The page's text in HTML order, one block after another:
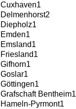
Cuxhaven1
Delmenhorst2
Diepholz1
Emden1
Emsland1
Friesland1
Gifhorn1
Goslar1
Göttingen1
Grafschaft Bentheim1
Hameln-Pyrmont1